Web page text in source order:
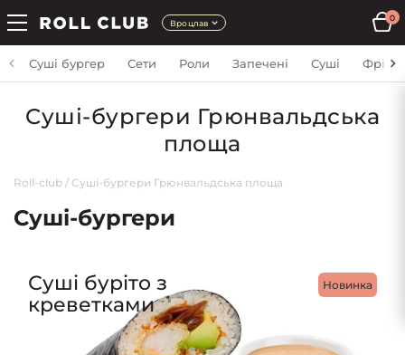
Вроцлав
0
Суші бургер Сети Роли Запечені Суші Фрі
Cуші-бургери Грюнвальдська
площа
Roll-club / Cуші-бургери Грюнвальдська площа
Cуші-бургери
Новинка
Суші буріто з
креветками